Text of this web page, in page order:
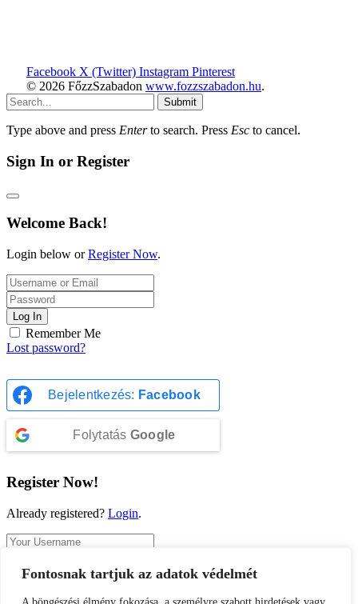
Fontosnak tartjuk az adatok védelmét
Facebook X (Twitter) Instagram Pinterest
© 2026 FőzzSzabadon www.fozzszabadon.hu.
Submit
Type above and press Enterto search. Press Esc to cancel.
Sign In or Register
Welcome Back!
Login below orRegister Now.
Log In
Remember Me
Lost password?
Bejelentkezés: Facebook
Folytatás Google
Register Now!
Already registered? Login.
Register